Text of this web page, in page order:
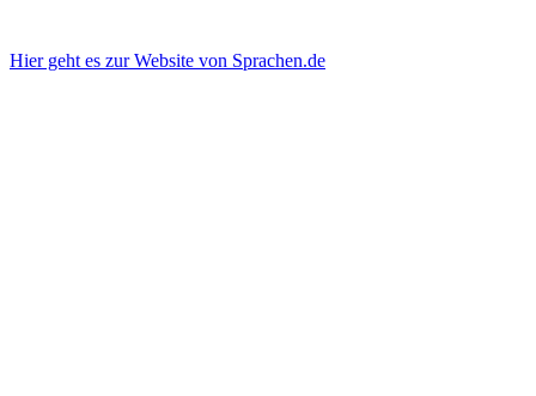
Hier geht es zur Website von Sprachen.de